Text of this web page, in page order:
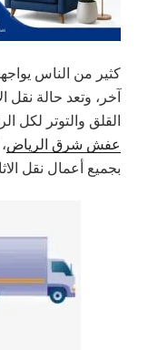
كثير من الناس
آخر، وتعد حالة نقل
القلق والتوتر لكل
عفش شرق الرياض
بجميع أعمال نقل